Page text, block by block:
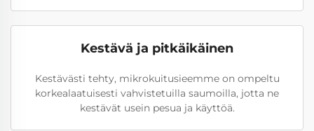
Kestävä ja pitkäikäinen
Kestävästi tehty, mikrokuitusieemme on ompeltu
korkealaatuisesti vahvistetuilla saumoilla, jotta ne
kestävät usein pesua ja käyttöä.